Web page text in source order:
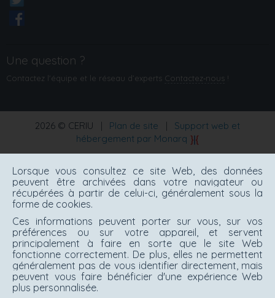
Une question ?
Contactez l'équipe et le réseau d’experts Contactez‑nous !
2026 © CERIU Plan de site
Support web et
hébergement par Monarq
Lorsque vous consultez ce site Web, des données
peuvent être archivées dans votre navigateur ou
récupérées à partir de celui-ci, généralement sous la
forme de cookies.
Ces informations peuvent porter sur vous, sur vos
préférences ou sur votre appareil, et servent
principalement à faire en sorte que le site Web
fonctionne correctement. De plus, elles ne permettent
généralement pas de vous identifier directement, mais
peuvent vous faire bénéficier d'une expérience Web
plus personnalisée.